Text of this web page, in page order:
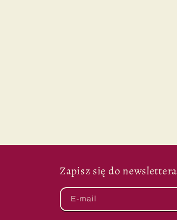
Zapisz się do newslettera
E-mail